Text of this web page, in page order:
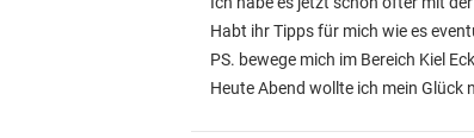
Habt ihr Tipps für mich wie es
PS. bewege mich im Bereich Kiel
Heute Abend wollte ich mein